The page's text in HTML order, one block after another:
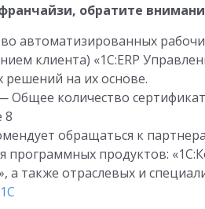
обратите
автоматизированных
клиента) «1С:ERP
решений на их основе.
Общее количество
8
обращаться к
программных продуктов:
а также отраслевых и